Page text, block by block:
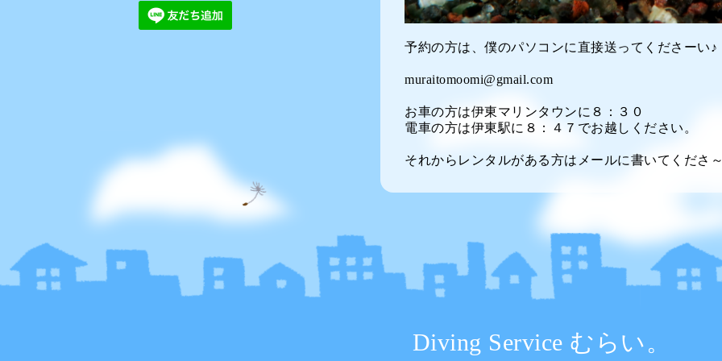
予約の方は、僕のパソコンに直接送ってくださーい♪
muraitomoomi@gmail.com
お車の方は伊東マリンタウンに８：３０
電車の方は伊東駅に８：４７でお越しください。
それからレンタルがある方はメールに書いてくださ
Diving Service むらい。